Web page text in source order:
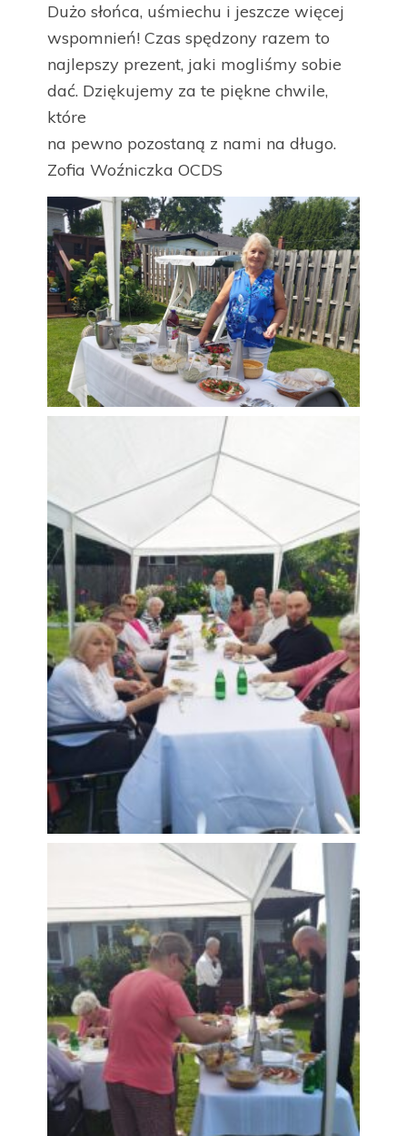
Dużo słońca, uśmiechu i jeszcze więcej
wspomnień! Czas spędzony razem to
najlepszy prezent, jaki mogliśmy sobie
dać. Dziękujemy za te piękne chwile,
które
na pewno pozostaną z nami na długo.
Zofia Woźniczka OCDS